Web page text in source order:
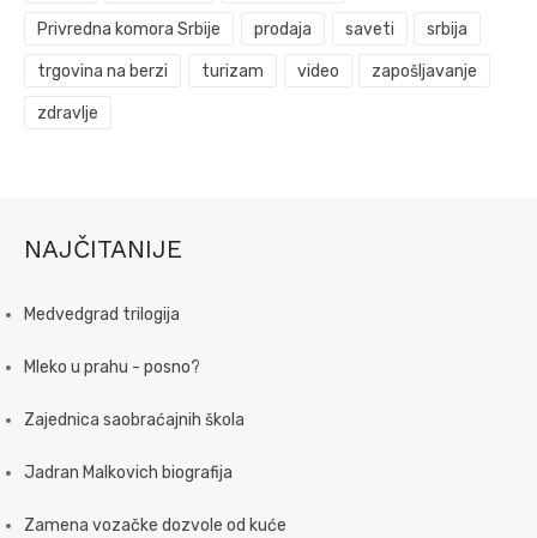
Privredna komora Srbije prodaja saveti srbija
trgovina na berzi turizam video zapošljavanje
zdravlje
NAJČITANIJE
Medvedgrad trilogija
Mleko u prahu - posno?
Zajednica saobraćajnih škola
Jadran Malkovich biografija
Zamena vozačke dozvole od kuće